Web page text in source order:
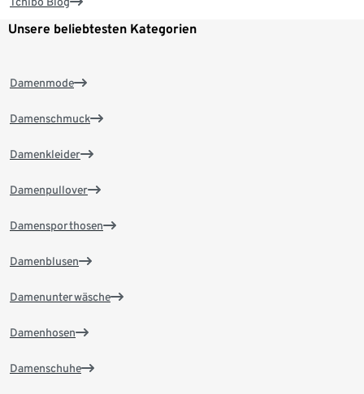
Unsere beliebtesten Kategorien
Damenmode
Damenschmuck
Damenkleider
Damenpullover
Damensporthosen
Damenblusen
Damenunterwäsche
Damenhosen
Damenschuhe